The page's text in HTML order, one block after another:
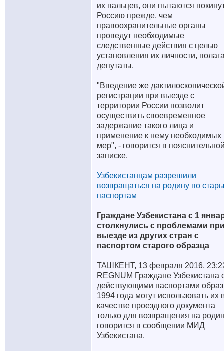
их пальцев, они пытаются
Россию прежде, чем
правоохранительные органы
проведут необходимые
следственные действия с целью
установления их личности,
депутаты.
"Введение же
регистрации при выезде с
территории России позволит
осуществить своевременное
задержание такого лица и
применение к нему необходимых
мер", - говорится в
записке.
Узбекистанцам разрешили
возвращаться на родину по
паспортам
Граждане Узбекистана с 1
столкнулись с проблемами
выезде из других стран с
паспортом старого образца
ТАШКЕНТ, 13 февраля 2016,
REGNUM Граждане Узбекистана
действующими паспортами
1994 года могут использовать их
качестве проездного документа
только для возвращения на
говорится в сообщении МИД
Узбекистана.